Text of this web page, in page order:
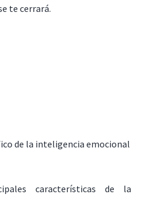
te cerrará.
de la inteligencia emocional
características de la